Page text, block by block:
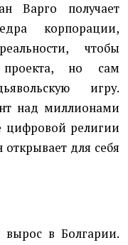
Варго получает
корпорации,
чтобы
проекта, но сам
игру.
над миллионами
цифровой религии
для себя
в Болгарии.